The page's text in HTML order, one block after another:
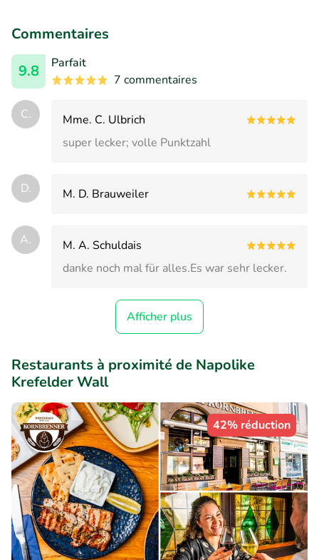
Commentaires
9.8
Parfait
7 commentaires
C.
Mme. C. Ulbrich
super lecker; volle Punktzahl
D. M. D. Brauweiler
A.
M. A. Schuldais
danke noch mal für alles.Es war sehr lecker.
Afficher plus
Restaurants à proximité de Napolike
Krefelder Wall
42% réduction